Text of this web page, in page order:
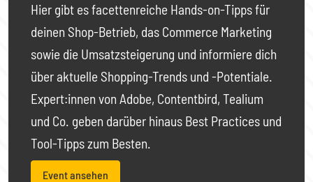
Hier gibt es facettenreiche Hands-on-Tipps für
deinen Shop-Betrieb, das Commerce Marketing
sowie die Umsatzsteigerung und informiere dich
über aktuelle Shopping-Trends und -Potentiale.
Expert:innen von Adobe, Contentbird, Tealium
und Co. geben darüber hinaus Best Practices und
Tool-Tipps zum Besten.
Event ansehen